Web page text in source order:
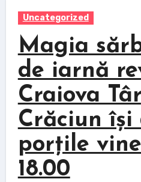
Uncategorized
Magia
de iarnă
Craiova
Crăciun își
porțile
18.00